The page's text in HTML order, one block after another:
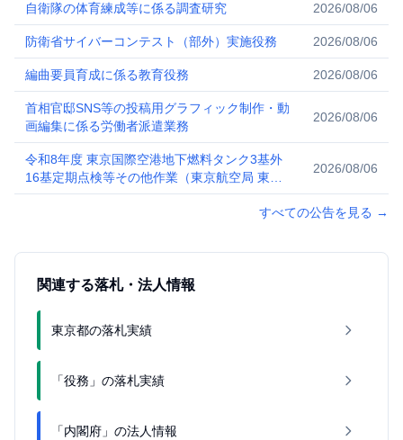
自衛隊の体育練成等に係る調査研究 2026/08/06
防衛省サイバーコンテスト（部外）実施役務 2026/08/06
編曲要員育成に係る教育役務 2026/08/06
首相官邸SNS等の投稿用グラフィック制作・動
画編集に係る労働者派遣業務
2026/08/06
令和8年度 東京国際空港地下燃料タンク3基外
16基定期点検等その他作業（東京航空局 東京
空港事務所）
2026/08/06
すべての公告を見る →
関連する落札・法人情報
東京都の落札実績
「役務」の落札実績
「内閣府」の法人情報